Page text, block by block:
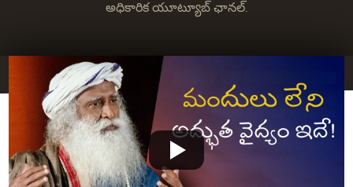
అధికారిక యూట్యూబ్ ఛానల్.